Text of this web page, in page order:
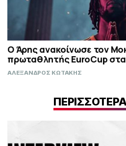
Ο Άρης ανακοίνωσε τον
πρωταθλητής EuroCup στα
ΑΛΕΞΑΝΔΡΟΣ ΚΩΤΑΚΗΣ